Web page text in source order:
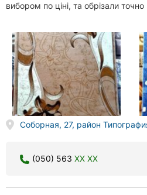
вибором по ціні, та обрізали
Соборная, 27, район
(050) 563 XX XX